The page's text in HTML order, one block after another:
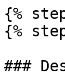
{%
{%
###